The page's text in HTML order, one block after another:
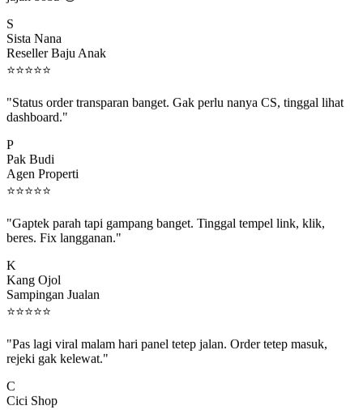
Sista Nana
Reseller Baju Anak
⭐⭐⭐⭐⭐
dashboard."
Pak Budi
Agen Properti
⭐⭐⭐⭐⭐
beres. Fix langganan."
Kang Ojol
Sampingan Jualan
⭐⭐⭐⭐⭐
rejeki gak kelewat."
Cici Shop
Importir